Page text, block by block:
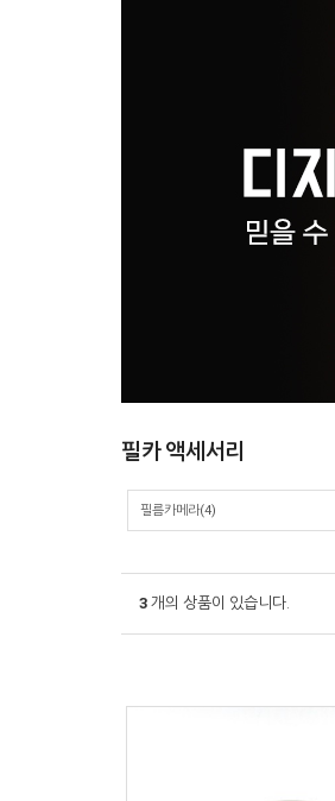
필카 액세서리
필름카메라(4)
3 개의 상품이 있습니다.